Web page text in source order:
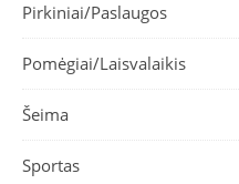
Pirkiniai/Paslaugos
Pomėgiai/Laisvalaikis
Šeima
Sportas